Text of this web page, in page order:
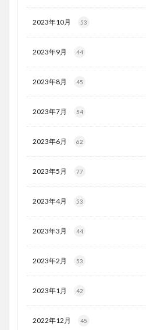
2023年10月 53
2023年9月 44
2023年8月 45
2023年7月 54
2023年6月 62
2023年5月 77
2023年4月 53
2023年3月 44
2023年2月 53
2023年1月 42
2022年12月 45